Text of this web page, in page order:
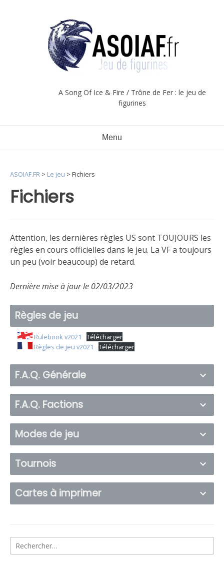
A Song Of Ice & Fire / Trône de Fer : le jeu de
figurines
Menu
Fichiers
ASOIAF.FR > Le jeu > Fichiers
Attention, les dernières règles US sont TOUJOURS les
règles en cours officielles dans le jeu. La VF a toujours
un peu (voir beaucoup) de retard.
Dernière mise à jour le 02/03/2023
Règles de jeu
Rulebook v2021
Télécharger
Règles de jeu v2021
Télécharger
F.A.Q. Générale
F.A.Q. Factions
Modes de jeu
Tournois
Cartes à imprimer
Rechercher :